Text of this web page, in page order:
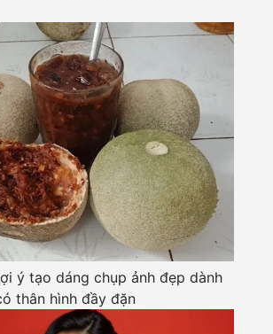
ý tạo dáng chụp ảnh đẹp dành
thân hình đầy đặn